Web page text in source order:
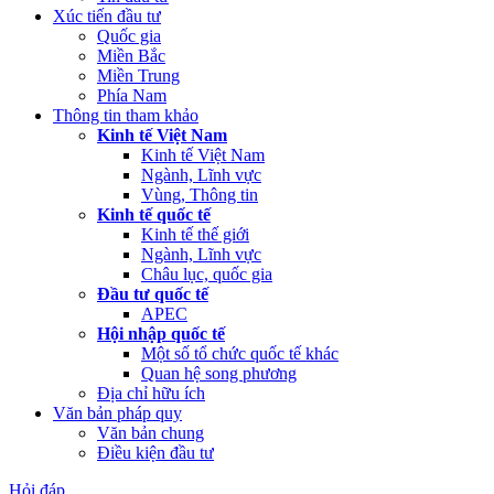
Xúc tiến đầu tư
Quốc gia
Miền Bắc
Miền Trung
Phía Nam
Thông tin tham khảo
Kinh tế Việt Nam
Kinh tế Việt Nam
Ngành, Lĩnh vực
Vùng, Thông tin
Kinh tế quốc tế
Kinh tế thế giới
Ngành, Lĩnh vực
Châu lục, quốc gia
Đầu tư quốc tế
APEC
Hội nhập quốc tế
Một số tổ chức quốc tế khác
Quan hệ song phương
Địa chỉ hữu ích
Văn bản pháp quy
Văn bản chung
Điều kiện đầu tư
Hỏi đáp